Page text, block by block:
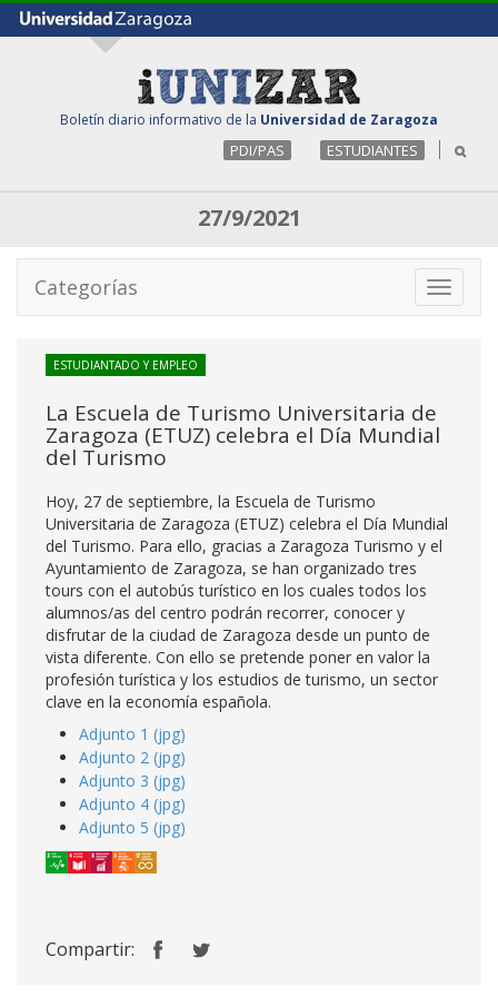
Boletín diario informativo de la Universidad de Zaragoza
PDI/PAS ESTUDIANTES
27/9/2021
Toggle
Categorías
ESTUDIANTADO Y EMPLEO
La Escuela de Turismo Universitaria de
Zaragoza (ETUZ) celebra el Día Mundial
del Turismo
Hoy, 27 de septiembre, la Escuela de Turismo
Universitaria de Zaragoza (ETUZ) celebra el Día Mundial
del Turismo. Para ello, gracias a Zaragoza Turismo y el
Ayuntamiento de Zaragoza, se han organizado tres
tours con el autobús turístico en los cuales todos los
alumnos/as del centro podrán recorrer, conocer y
disfrutar de la ciudad de Zaragoza desde un punto de
vista diferente. Con ello se pretende poner en valor la
profesión turística y los estudios de turismo, un sector
clave en la economía española.
Adjunto 1 (jpg)
Adjunto 2 (jpg)
Adjunto 3 (jpg)
Adjunto 4 (jpg)
Adjunto 5 (jpg)
Compartir: